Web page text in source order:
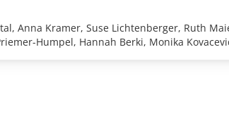
Anna Kramer, Suse Lichtenberger, Ruth
Humpel, Hannah Berki, Monika